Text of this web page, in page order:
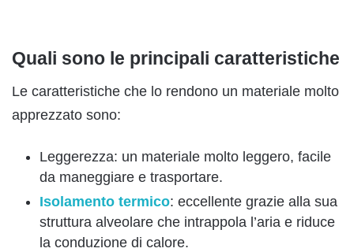
Quali sono le principali caratteristiche
Le caratteristiche che lo rendono un materiale molto
apprezzato sono:
Leggerezza: un materiale molto leggero, facile
da maneggiare e trasportare.
Isolamento termico: eccellente grazie alla sua
struttura alveolare che intrappola l’aria e riduce
la conduzione di calore.